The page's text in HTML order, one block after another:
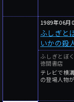
1989年06月
ふしぎと
いかの殺
ふしぎとぼ
徳間書店
テレビで横
の登場人物